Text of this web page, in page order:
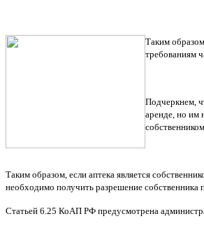
Таким
требованиям
Подчеркнем,
аренде, но им
Таким образом, если аптека является
необходимо получить разрешение
Статьей 6.25 КоАП РФ предусмотрена